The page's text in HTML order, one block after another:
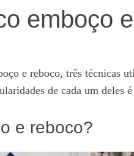
emboço
e reboco, três técnicas
de cada um deles
e reboco?